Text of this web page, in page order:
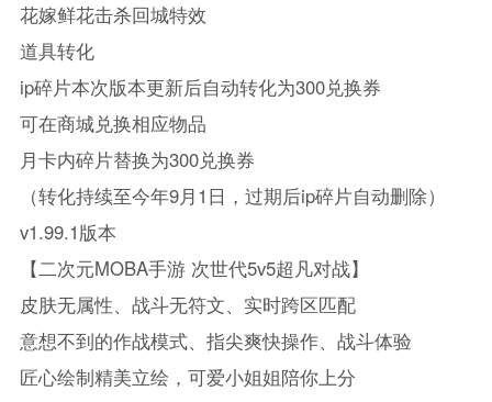
花嫁鲜花击杀回城特效
道具转化
ip碎片本次版本更新后自动转化为300兑换券
可在商城兑换相应物品
月卡内碎片替换为300兑换券
（转化持续至今年9月1日，过期后ip碎片自动删除）
v1.99.1版本
【二次元MOBA手游 次世代5v5超凡对战】
皮肤无属性、战斗无符文、实时跨区匹配
意想不到的作战模式、指尖爽快操作、战斗体验
匠心绘制精美立绘，可爱小姐姐陪你上分